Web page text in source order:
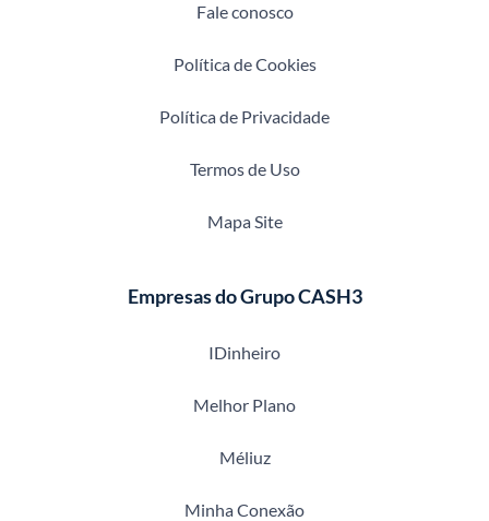
Fale conosco
Política de Cookies
Política de Privacidade
Termos de Uso
Mapa Site
Empresas do Grupo CASH3
IDinheiro
Melhor Plano
Méliuz
Minha Conexão